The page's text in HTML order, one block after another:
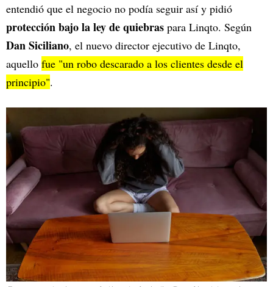
entendió que el negocio no podía seguir así y pidió
protección bajo la ley de quiebras para Linqto. Según
Dan Siciliano, el nuevo director ejecutivo de Linqto,
aquello fue "un robo descarado a los clientes desde el
principio".